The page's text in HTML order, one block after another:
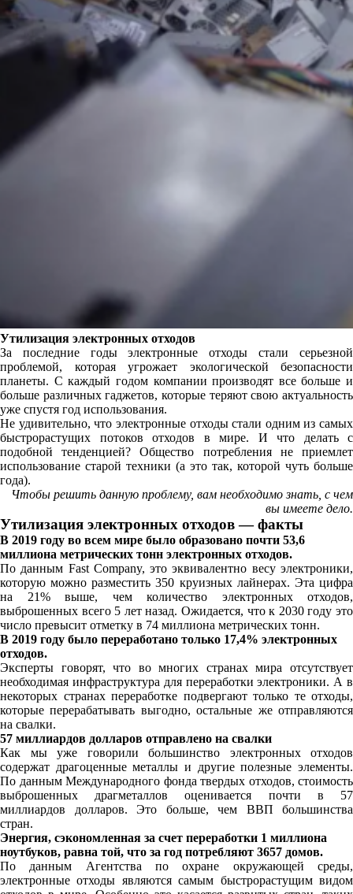
Утилизация электронных отходов
За последние годы электронные отходы стали серьезной
проблемой, которая угрожает экологической безопасности
планеты. С каждый годом компании производят все больше и
больше различных гаджетов, которые теряют свою актуальность
уже спустя год использования.
Не удивительно, что электронные отходы стали одним из самых
быстрорастущих потоков отходов в мире. И что делать с
подобной тенденцией? Общество потребления не приемлет
использование старой техники (а это так, которой чуть больше
года).
Чтобы решить данную проблему, вам необходимо знать, с чем
вы имеете дело.
Утилизация электронных отходов — факты
В 2019 году во всем мире было образовано почти 53,6
миллиона метрических тонн электронных отходов.
По данным Fast Company, это эквивалентно весу электроники,
которую можно разместить 350 круизных лайнерах. Эта цифра
на 21% выше, чем количество электронных отходов,
выброшенных всего 5 лет назад. Ожидается, что к 2030 году это
число превысит отметку в 74 миллиона метрических тонн.
В 2019 году было переработано только 17,4% электронных
отходов.
Эксперты говорят, что во многих странах мира отсутствует
необходимая инфраструктура для переработки электроники. А в
некоторых странах переработке подвергают только те отходы,
которые перерабатывать выгодно, остальные же отправляются
на свалки.
57 миллиардов долларов отправлено на свалки
Как мы уже говорили большинство электронных отходов
содержат драгоценные металлы и другие полезные элементы.
По данным Международного фонда твердых отходов, стоимость
выброшенных драгметаллов оценивается почти в 57
миллиардов долларов. Это больше, чем ВВП большинства
стран.
Энергия, сэкономленная за счет переработки 1 миллиона
ноутбуков, равна той, что за год потребляют 3657 домов.
По данным Агентства по охране окружающей среды,
электронные отходы являются самым быстрорастущим видом